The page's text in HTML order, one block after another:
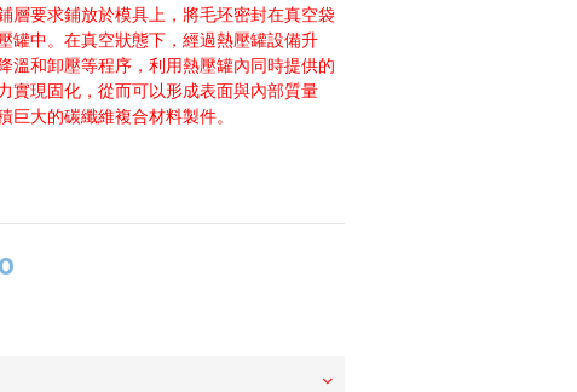
層要求鋪放於模具上，將毛坯密封在真空袋
罐中。在真空狀態下，經過熱壓罐設備升
溫和卸壓等程序，利用熱壓罐內同時提供的
實現固化，從而可以形成表面與內部質量
巨大的碳纖維複合材料製件。